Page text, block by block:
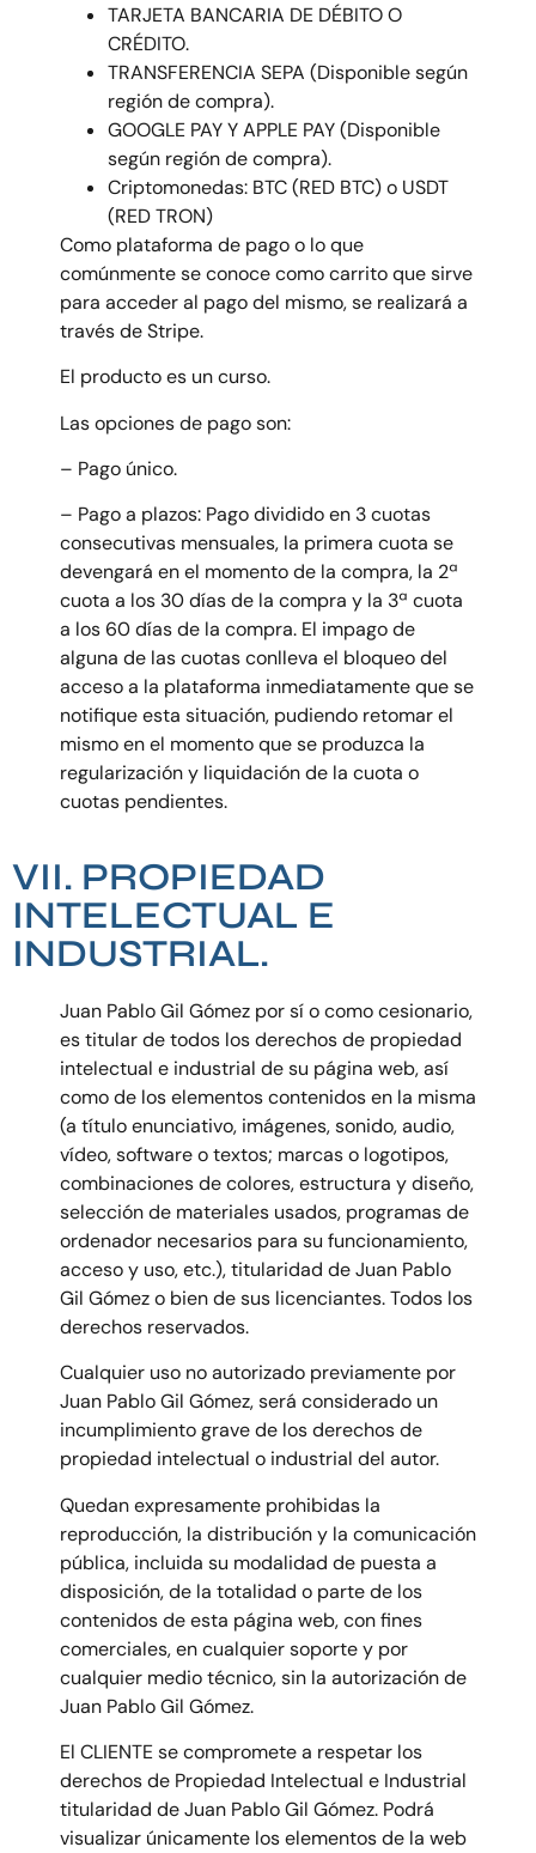
TARJETA BANCARIA DE DÉBITO O
CRÉDITO.
TRANSFERENCIA SEPA (Disponible según
región de compra).
GOOGLE PAY Y APPLE PAY (Disponible
según región de compra).
Criptomonedas: BTC (RED BTC) o USDT
(RED TRON)
Como plataforma de pago o lo que
comúnmente se conoce como carrito que sirve
para acceder al pago del mismo, se realizará a
través de Stripe.
El producto es un curso.
Las opciones de pago son:
– Pago único.
– Pago a plazos: Pago dividido en 3 cuotas
consecutivas mensuales, la primera cuota se
devengará en el momento de la compra, la 2ª
cuota a los 30 días de la compra y la 3ª cuota
a los 60 días de la compra. El impago de
alguna de las cuotas conlleva el bloqueo del
acceso a la plataforma inmediatamente que se
notifique esta situación, pudiendo retomar el
mismo en el momento que se produzca la
regularización y liquidación de la cuota o
cuotas pendientes.
VII. PROPIEDAD
INTELECTUAL E
INDUSTRIAL.
Juan Pablo Gil Gómez por sí o como cesionario,
es titular de todos los derechos de propiedad
intelectual e industrial de su página web, así
como de los elementos contenidos en la misma
(a título enunciativo, imágenes, sonido, audio,
vídeo, software o textos; marcas o logotipos,
combinaciones de colores, estructura y diseño,
selección de materiales usados, programas de
ordenador necesarios para su funcionamiento,
acceso y uso, etc.), titularidad de Juan Pablo
Gil Gómez o bien de sus licenciantes. Todos los
derechos reservados.
Cualquier uso no autorizado previamente por
Juan Pablo Gil Gómez, será considerado un
incumplimiento grave de los derechos de
propiedad intelectual o industrial del autor.
Quedan expresamente prohibidas la
reproducción, la distribución y la comunicación
pública, incluida su modalidad de puesta a
disposición, de la totalidad o parte de los
contenidos de esta página web, con fines
comerciales, en cualquier soporte y por
cualquier medio técnico, sin la autorización de
Juan Pablo Gil Gómez.
El CLIENTE se compromete a respetar los
derechos de Propiedad Intelectual e Industrial
titularidad de Juan Pablo Gil Gómez. Podrá
visualizar únicamente los elementos de la web